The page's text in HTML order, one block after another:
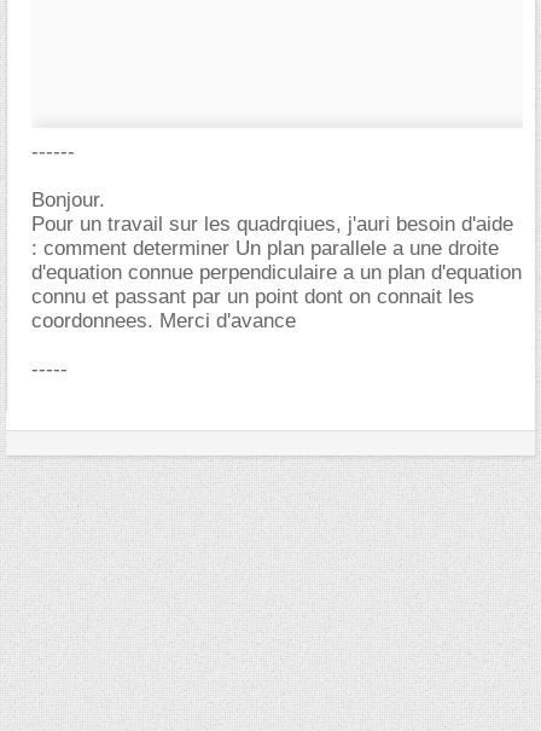
------
Bonjour.
Pour un travail sur les quadrqiues, j'auri besoin d'aide
: comment determiner Un plan parallele a une droite
d'equation connue perpendiculaire a un plan d'equation
connu et passant par un point dont on connait les
coordonnees. Merci d'avance
-----